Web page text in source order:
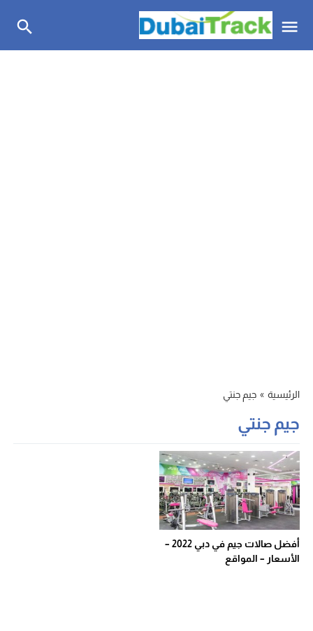
الرئيسية » جيم جنتي
جيم جنتي
أفضل صالات جيم في دبي 2022 –
الأسعار – المواقع